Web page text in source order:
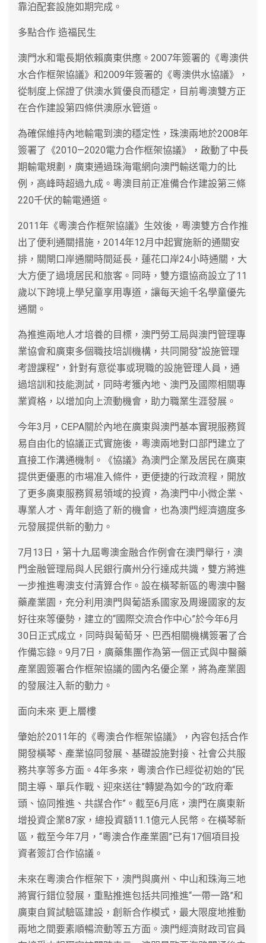
靠泊配套設施如期完成。
多點合作 造福民生
澳門水和電長期依賴廣東供應。2007年簽署的《粵澳供
水合作框架協議》和2009年簽署的《粵澳供水協議》，
從制度上保證了供澳水質優良而穩定，目前粵澳雙方正
在合作建設第四條供澳原水管道。
為確保維持內地輸電到澳的穩定性，珠澳兩地於2008年
簽署了《2010—2020電力合作框架協議》，啟動了中長
期輸電規劃，廣東通過珠海電網向澳門輸送電力的比
例，高峰時超過九成。粵澳目前正准備合作建設第三條
220千伏的輸電通道。
2011年《粵澳合作框架協議》生效後，粵澳雙方合作推
出了便利通關措施，2014年12月中起實施新的通關安
排，關閘口岸通關時間延長，蓮花口岸24小時通關，大
大方便了過境居民和旅客。同時，雙方還協商設立了11
歲以下跨境上學兒童享用專道，讓每天逾千名學童優先
通關。
為推進兩地人才培養的目標，澳門勞工局與澳門管理專
業協會和廣東多個職技培訓機構，共同開發“設施管理
考證課程”，針對有意從事或現職的設施管理人員，通
過培訓和技能測試，同時考獲內地、澳門及國際相關專
業資格，以增加向上流動機會，助力職業生涯發展。
今年3月，CEPA關於內地在廣東與澳門基本實現服務貿
易自由化的協議正式實施後，粵澳兩地對口部門建立了
直接工作溝通機制。《協議》為澳門企業及居民在廣東
提供更優惠的市場准入條件，更便捷的行政流程，開放
了更多廣東服務貿易領域的投資，為澳門中小微企業、
專業人才、青年創造了新的機會，也為澳門經濟適度多
元發展提供新的動力。
7月13日，第十九屆粵澳金融合作例會在澳門舉行，澳
門金融管理局與人民銀行廣州分行達成共識，雙方將進
一步推進粵澳支付清算合作。設在橫琴新區的粵澳中醫
藥產業園，充分利用澳門與葡語系國家及周邊國家的友
好往來等優勢，建立的“國際交流合作中心”於今年6月
30日正式成立，同時與葡萄牙、巴西相關機構簽署了合
作備忘錄。9月7日，廣藥集團作為第一個正式與中醫藥
產業園簽署合作框架協議的國內名優企業，將為產業園
的發展注入新的動力。
面向未來 更上層樓
肇始於2011年的《粵澳合作框架協議》，內容包括合作
開發橫琴、產業協同發展、基礎設施對接、社會公共服
務共享等多方面。4年多來，粵澳合作已經從初始的“民
間主導、單兵作戰、迎來送往”轉變為如今的“政府牽
頭、協同推進、共謀合作”。截至6月底，澳門在廣東新
增投資企業87家，總投資額11.1億元人民幣。在橫琴新
區，截至今年7月，“粵澳合作產業園”已有17個項目投
資者簽訂合作協議。
未來在粵澳合作框架下，澳門與廣州、中山和珠海三地
將實行錯位發展，重點推進包括共同推進“一帶一路”和
廣東自貿試驗區建設，創新合作模式，最大限度地推動
兩地之間要素順暢流動等五方面。澳門經濟財政司官員